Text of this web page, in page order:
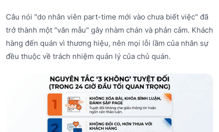
Câu nói "do nhân viên part-time mới vào chưa biết việc" đã
trở thành một "văn mẫu" gây nhàm chán và phản cảm. Khách
hàng đến quán vì thương hiệu, nên mọi lỗi lầm của nhân sự
đều thuộc về trách nhiệm quản lý của chủ quán.